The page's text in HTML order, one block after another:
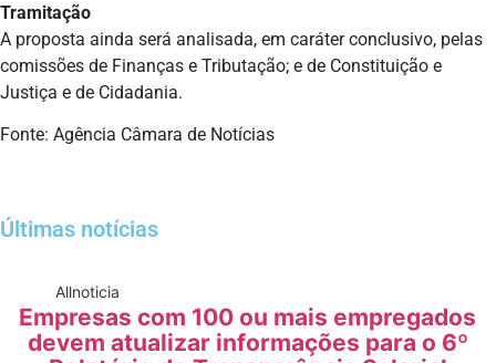
Tramitação
A proposta ainda será analisada, em caráter conclusivo, pelas
comissões de Finanças e Tributação; e de Constituição e
Justiça e de Cidadania.
Fonte: Agência Câmara de Notícias
Últimas notícias
Allnoticia
Empresas com 100 ou mais empregados
devem atualizar informações para o 6º